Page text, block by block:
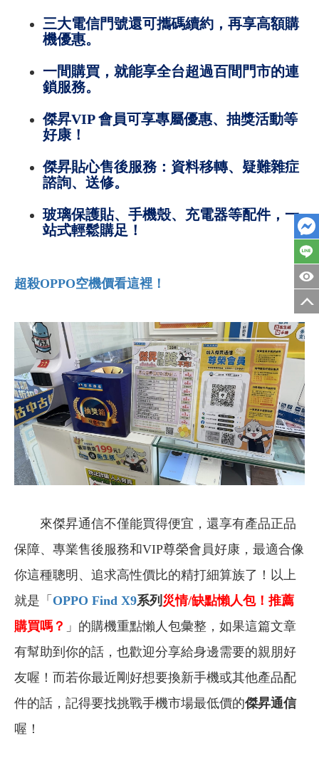
三大電信門號還可攜碼續約，再享高額購
機優惠。
一間購買，就能享全台超過百間門市的連
鎖服務。
傑昇VIP 會員可享專屬優惠、抽獎活動等
好康！
傑昇貼心售後服務：資料移轉、疑難雜症
諮詢、送修。
玻璃保護貼、手機殼、充電器等配件，一
站式輕鬆購足！
超殺OPPO空機價看這裡！
來傑昇通信不僅能買得便宜，還享有產品正品
保障、專業售後服務和VIP尊榮會員好康，最適合像
你這種聰明、追求高性價比的精打細算族了！以上
就是「 OPPO Find X9系列 災情/缺點懶人包！推薦
購買嗎？ 」的購機重點懶人包彙整，如果這篇文章
有幫助到你的話，也歡迎分享給身邊需要的親朋好
友喔！而若你最近剛好想要換新手機或其他產品配
件的話，記得要找挑戰手機市場最低價的傑昇通信
喔！